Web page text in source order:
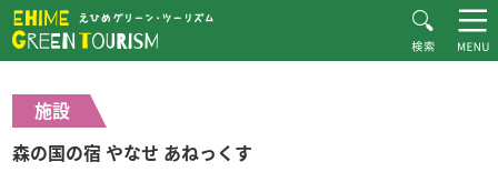
お知らせ
おすすめプラン
施設
森の国の宿 やなせ あねっくす